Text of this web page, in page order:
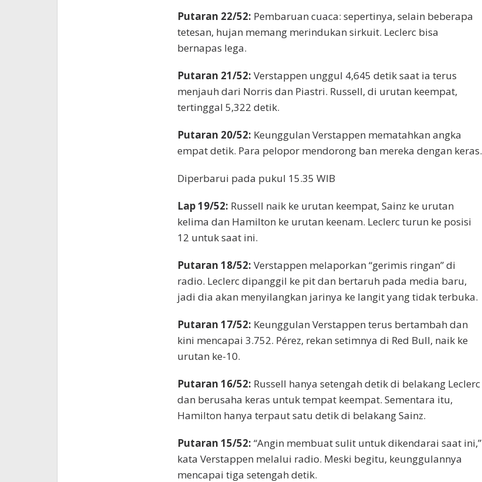
Putaran 22/52: Pembaruan cuaca: sepertinya, selain beberapa
tetesan, hujan memang merindukan sirkuit. Leclerc bisa
bernapas lega.
Putaran 21/52: Verstappen unggul 4,645 detik saat ia terus
menjauh dari Norris dan Piastri. Russell, di urutan keempat,
tertinggal 5,322 detik.
Putaran 20/52: Keunggulan Verstappen mematahkan angka
empat detik. Para pelopor mendorong ban mereka dengan keras.
Diperbarui pada pukul 15.35 WIB
Lap 19/52: Russell naik ke urutan keempat, Sainz ke urutan
kelima dan Hamilton ke urutan keenam. Leclerc turun ke posisi
12 untuk saat ini.
Putaran 18/52: Verstappen melaporkan “gerimis ringan” di
radio. Leclerc dipanggil ke pit dan bertaruh pada media baru,
jadi dia akan menyilangkan jarinya ke langit yang tidak terbuka.
Putaran 17/52: Keunggulan Verstappen terus bertambah dan
kini mencapai 3.752. Pérez, rekan setimnya di Red Bull, naik ke
urutan ke-10.
Putaran 16/52: Russell hanya setengah detik di belakang Leclerc
dan berusaha keras untuk tempat keempat. Sementara itu,
Hamilton hanya terpaut satu detik di belakang Sainz.
Putaran 15/52: “Angin membuat sulit untuk dikendarai saat ini,”
kata Verstappen melalui radio. Meski begitu, keunggulannya
mencapai tiga setengah detik.